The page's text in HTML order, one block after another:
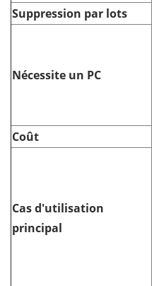
Suppression par lots
Nécessite un PC
Coût
Cas d'utilisation
principal